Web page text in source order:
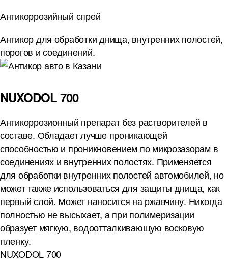
Антикоррозийный спрей
Антикор для обработки днища, внутренних полостей,
порогов и соединений.
NUXODOL 700
Антикоррозионный препарат без растворителей в
составе. Обладает лучше проникающей
способностью и проникновением по микрозазорам в
соединениях и внутренних полостях. Применяется
для обработки внутренних полоcтей автомобилей, но
может также использоваться для защиты днища, как
первый слой. Может наносится на ржавчину. Никогда
полностью не высыхает, а при полимеризации
образует мягкую, водоотталкивающую восковую
пленку.
NUXODOL 700